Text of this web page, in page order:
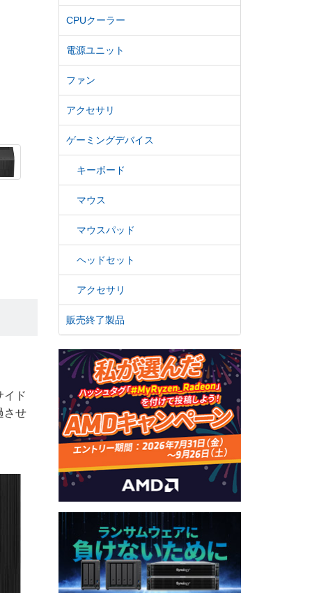
イド
させ
CPUクーラー
電源ユニット
ファン
アクセサリ
ゲーミングデバイス
キーボード
マウス
マウスパッド
ヘッドセット
アクセサリ
販売終了製品